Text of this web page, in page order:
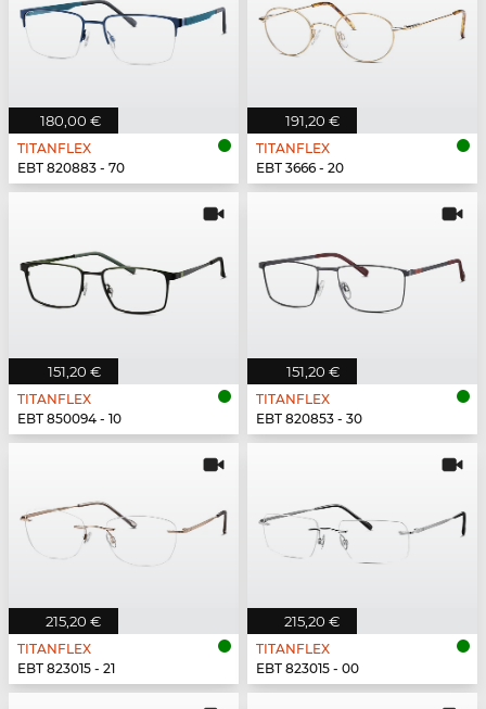
180,00 €
TITANFLEX
EBT 820883 - 70
191,20 €
TITANFLEX
EBT 3666 - 20
151,20 €
TITANFLEX
EBT 850094 - 10
151,20 €
TITANFLEX
EBT 820853 - 30
215,20 €
TITANFLEX
EBT 823015 - 21
215,20 €
TITANFLEX
EBT 823015 - 00